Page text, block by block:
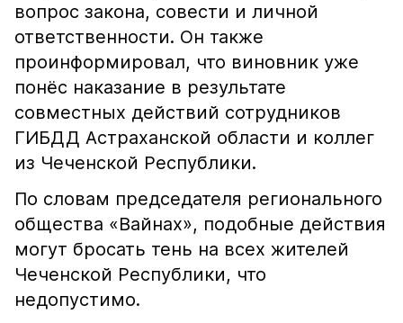
вопрос закона, совести и личной
ответственности. Он также
проинформировал, что виновник уже
понёс наказание в результате
совместных действий сотрудников
ГИБДД Астраханской области и коллег
из Чеченской Республики.
По словам председателя регионального
общества «Вайнах», подобные действия
могут бросать тень на всех жителей
Чеченской Республики, что
недопустимо.